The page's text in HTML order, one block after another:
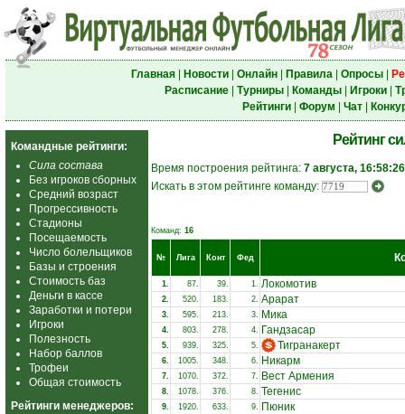
Главная| Новости| Онлайн| Правила| Опросы|
Расписание| Турниры| Команды| Игроки|
Рейтинги| Форум Чат|
Командные рейтинги:
Сила состава
Без игроков сборных
Средний возраст
Прогрессивность
Стадионы
Посещаемость
Число болельщиков
Базы и строения
Стоимость баз
Деньги в кассе
Заработки и потери
Игроки
Полезность
Набор баллов
Трофеи
Общая стоимость
Рейтинги менеджеров:
Рейтинг
Время построения рейтинга: 7 августа, 16:58:26
Искать в этом рейтинге команду:
Команд: 16
№ Лига Конт Фед
1. 87. 39. 1. Локомотив
2. 520. 183. 2. Арарат
3. 595. 213. 3. Мика
4. 803. 278. 4. Гандзасар
5. 939. 325. 5. Тигранакерт
6. 1005. 348. 6. Никарм
7. 1070. 372. 7. Вест Армения
8. 1078. 376. 8. Тегенис
9. 1920. 633. 9. Пюник